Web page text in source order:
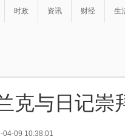
时政 资讯 财经 生
克与日记崇
04-09 10:38:01